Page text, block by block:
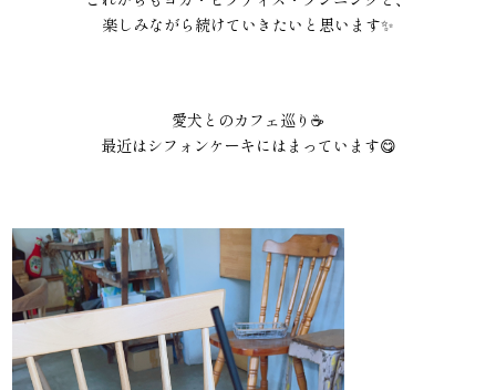
楽しみながら続けていきたいと思います✨
愛犬とのカフェ巡り☕️
最近はシフォンケーキにはまっています😋